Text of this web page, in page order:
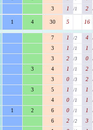
3 1 /1 2
1 4 30 5 16
7 1 /2 4
3 1 /1 1
3 2 /3 0
3 4 1 /1 2
3 0 /3 2
3 5 1 /1 1
4 0 /1 1
1 2 6 0 /1 1
6 2 /2 3